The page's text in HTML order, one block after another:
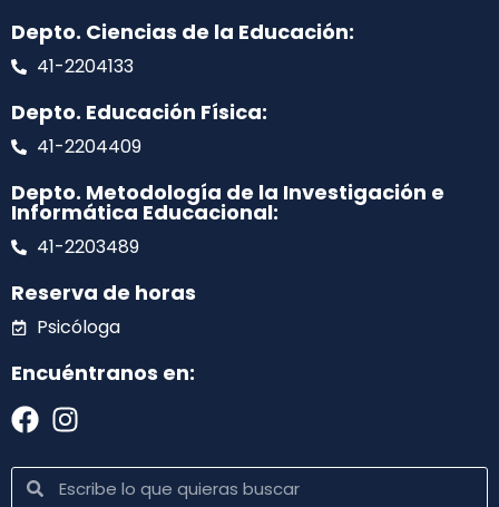
Depto. Ciencias de la Educación:
41-2204133
Depto. Educación Física:
41-2204409
Depto. Metodología de la Investigación e
Informática Educacional:
41-2203489
Reserva de horas
Psicóloga
Encuéntranos en: